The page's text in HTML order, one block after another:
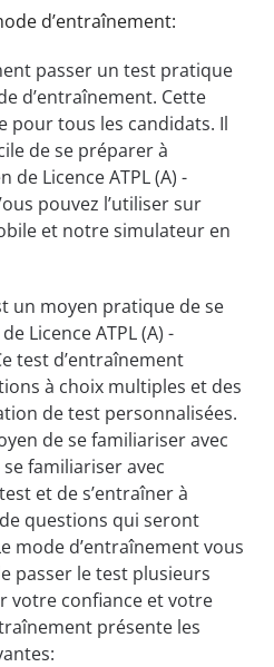
d’entraînement:
passer un test pratique
d’entraînement. Cette
pour tous les candidats. Il
de se préparer à
de Licence ATPL (A) -
pouvez l’utiliser sur
et notre simulateur en
un moyen pratique de se
Licence ATPL (A) -
test d’entraînement
à choix multiples et des
de test personnalisées.
de se familiariser avec
familiariser avec
et de s’entraîner à
questions qui seront
mode d’entraînement vous
passer le test plusieurs
votre confiance et votre
présente les